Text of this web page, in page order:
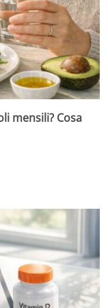
mensili? Cosa